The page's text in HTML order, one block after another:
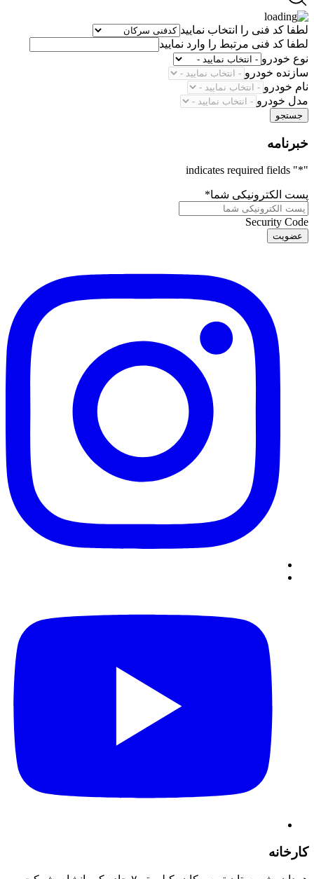
لطفا کد فنی را انتخاب نمایید
لطفا کد فنی مرتبط را وارد نمایید
نوع خودرو
سازنده خودرو
نام خودرو
مدل خودرو
جستجو
خبرنامه
"
*
" indicates required fields
پست الکترونیکی شما*
Security Code
کارخانه